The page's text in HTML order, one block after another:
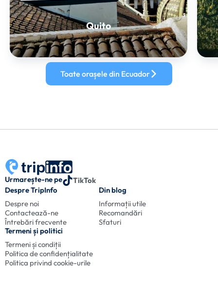
Quito
Toate orașele din Ecuador
Urmarește-ne pe
TikTok
Despre TripInfo
Despre noi
Contactează-ne
Întrebări frecvente
Din blog
Informații utile
Recomandări
Sfaturi
Termeni și politici
Termeni și condiții
Politica de confidențialitate
Politica privind cookie-urile